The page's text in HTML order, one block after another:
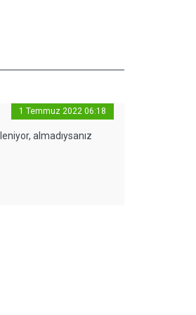
1 Temmuz 2022 06:18
almadıysanız